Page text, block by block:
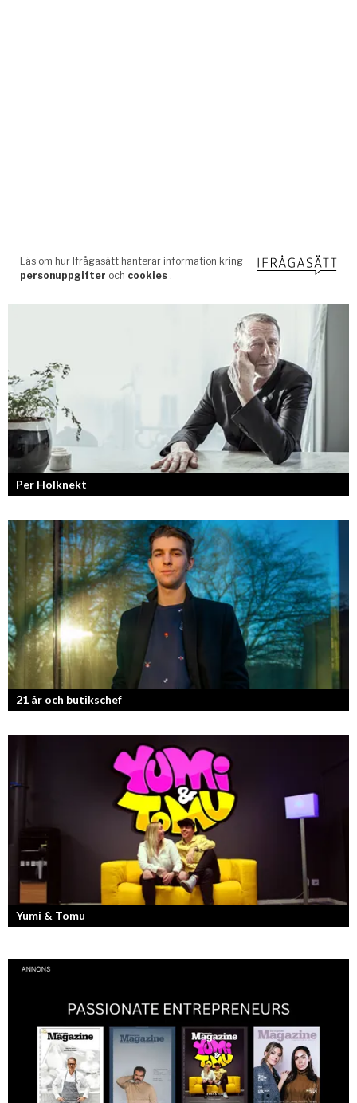
Per Holknekt
Från brädan till scenen
21 år och butikschef
Denis Manasiev Vukotic driver Teknikmagasinet mot nya framgångar!
Yumi & Tomu
Läs mer om deras liv som YouTubers och Entreprenörer